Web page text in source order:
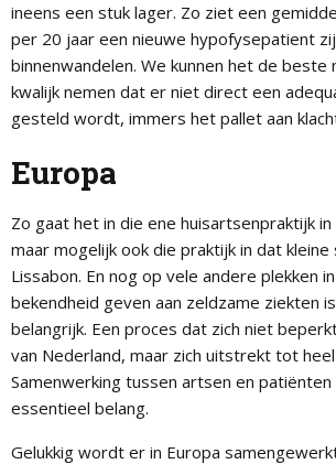
ineens een stuk lager. Zo ziet een
per 20 jaar een nieuwe hypofysepatient
binnenwandelen. We kunnen het de beste
kwalijk nemen dat er niet direct een
gesteld wordt, immers het pallet aan
Europa
Zo gaat het in die ene huisartsenpraktijk
maar mogelijk ook die praktijk in dat kleine
Lissabon. En nog op vele andere plekken
bekendheid geven aan zeldzame ziekten
belangrijk. Een proces dat zich niet
van Nederland, maar zich uitstrekt tot heel
Samenwerking tussen artsen en patiënten
essentieel belang.
Gelukkig wordt er in Europa